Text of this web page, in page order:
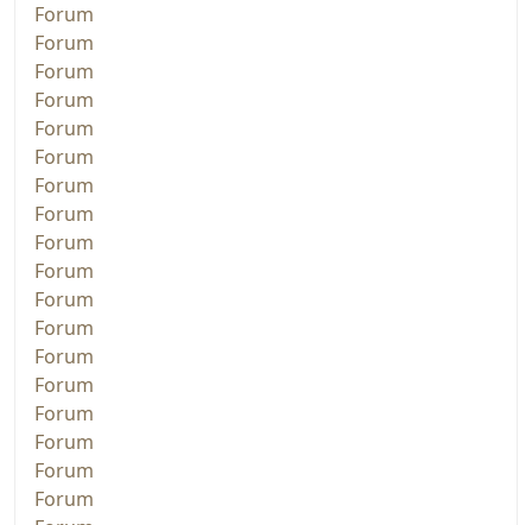
Forum
Forum
Forum
Forum
Forum
Forum
Forum
Forum
Forum
Forum
Forum
Forum
Forum
Forum
Forum
Forum
Forum
Forum